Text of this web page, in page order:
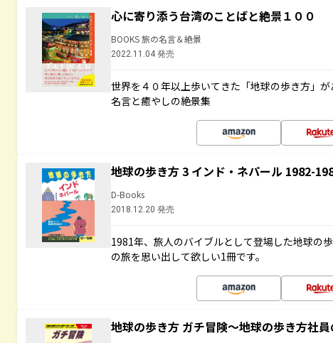
心に寄り添う台湾のことばと絶景１００
BOOKS 旅の名言＆絶景
2022.11.04 発売
世界を４０年以上歩いてきた「地球の歩き方」
名言と癒やしの絶景集
地球の歩き方 3 インド・ネパール 1982-
D-Books
2018.12.20 発売
1981年、旅人のバイブルとして登場した地球
の旅を思い出して欲しい1冊です。
地球の歩き方 ガチ冒険～地球の歩き方社